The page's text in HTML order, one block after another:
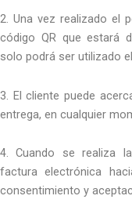
2. Una vez realizado el
código QR que estará
solo podrá ser utilizado
3. El cliente puede
entrega, en cualquier
4. Cuando se realiza
factura electrónica
consentimiento y